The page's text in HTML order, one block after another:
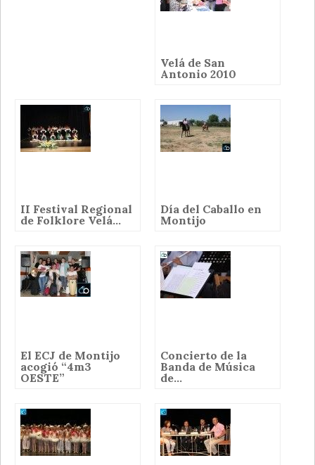
Velá de San
Antonio 2010
II Festival Regional
de Folklore Velá...
Día del Caballo en
Montijo
El ECJ de Montijo
acogió “4m3
OESTE”
Concierto de la
Banda de Música
de...